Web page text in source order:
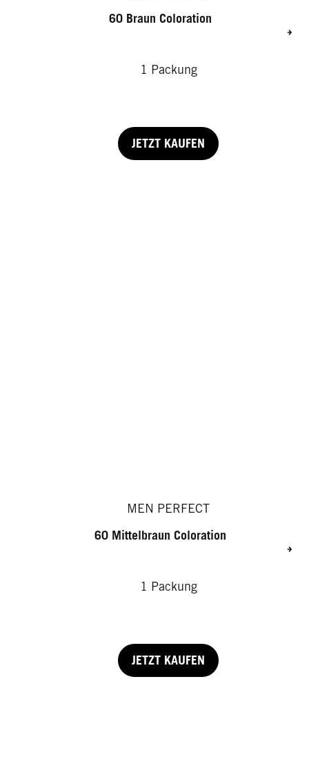
60 Braun Coloration
1 Packung
JETZT KAUFEN
MEN PERFECT
60 Mittelbraun Coloration
1 Packung
JETZT KAUFEN